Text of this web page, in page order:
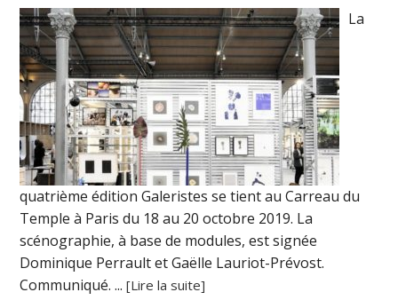
La
quatrième édition Galeristes se tient au Carreau du
Temple à Paris du 18 au 20 octobre 2019. La
scénographie, à base de modules, est signée
Dominique Perrault et Gaëlle Lauriot-Prévost.
Communiqué. ...[Lire la suite]